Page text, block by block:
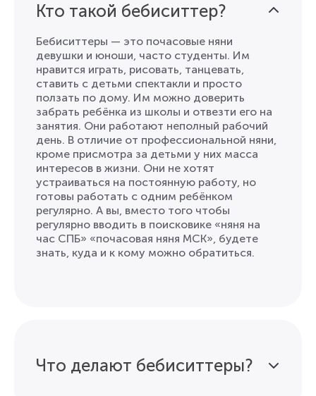
Кто такой бебиситтер?
Бебиситтеры — это почасовые няни
девушки и юноши, чаcто студенты. Им
нравится играть, рисовать, танцевать,
ставить с детьми спектакли и просто
ползать по дому. Им можно доверить
забрать ребёнка из школы и отвезти его на
занятия. Они работают неполный рабочий
день. В отличие от профессиональной няни,
кроме присмотра за детьми у них масса
интересов в жизни. Они не хотят
устраиваться на постоянную работу, но
готовы работать с одним ребёнком
регулярно. А вы, вместо того чтобы
регулярно вводить в поисковике «няня на
час СПБ» «почасовая няня МСК», будете
знать, куда и к кому можно обратиться.
Что делают бебиситтеры?